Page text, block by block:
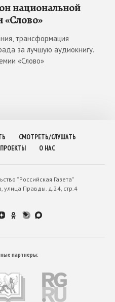
национальной
«Слово»
трансформация
за лучшую аудиокнигу.
«Слово»
СМОТРЕТЬ/СЛУШАТЬ
О НАС
”Российская Газета”
улица Правды. д.24, стр.4
партнеры: